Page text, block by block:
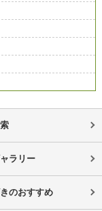
ラリー
のおすすめ